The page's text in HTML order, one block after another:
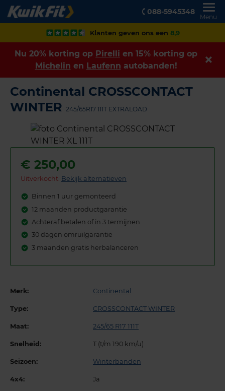
088-5945348
Menu
Klanten geven ons een 8,9
Nu 20% korting op Pirelli en 15% korting op
Michelin en Laufenn autobanden!
Continental CROSSCONTACT
WINTER 245/65R17 111T EXTRALOAD
€ 250,00
Uitverkocht: Bekijk alternatieven
Binnen 1 uur gemonteerd
12 maanden productgarantie
Achteraf betalen of in 3 termijnen
30 dagen omruilgarantie
3 maanden gratis herbalanceren
Merk: Continental
Type: CROSSCONTACT WINTER
Maat: 245/65 R17 111T
Snelheid: T (t/m 190 km/u)
Seizoen: Winterbanden
4x4: Ja